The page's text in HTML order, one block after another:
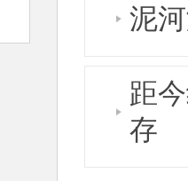
泥
距
存